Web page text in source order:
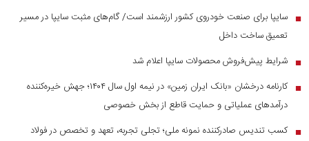
■ سایپا برای صنعت خودروی کشور ارزشمند است/ گام‌های مثبت سایپا در مسیر
تعمیق ساخت داخل
■ شرایط پیش‌فروش محصولات سایپا اعلام شد
■
کارنامه درخشان «بانک ایران زمین» در نیمه اول سال ۱۴۰۴؛ جهش خیره‌کننده
درآمد‌های عملیاتی و حمایت قاطع از بخش خصوصی
■ کسب تندیس صادرکننده نمونه ملی؛ تجلی تجربه، تعهد و تخصص در فولاد